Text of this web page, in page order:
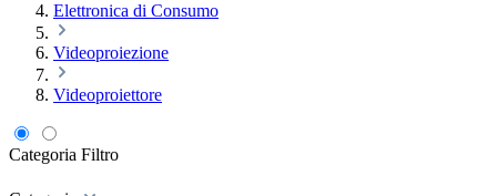
Elettronica di Consumo
Videoproiezione
Videoproiettore
Categoria Filtro